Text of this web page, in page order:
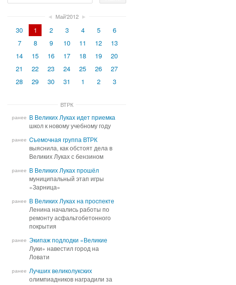
◄ Май'2012 ►
30 1 2 3 4 5
6
7
8 9 10 11 12
13
14
15 16 17 18 19
20
21
22 23 24 25 26
27
28
29 30 31 1 2 3
ВТРК
ранее В Великих Луках идет приемка
школ к новому учебному году
В Великих Луках идет приемка
школ к новому учебному году
ранее Cъемочная группа ВТРК
выяснила, как обстоят дела в
Великих Луках с бензином
Cъемочная группа ВТРК
выяснила, как обстоят дела в
Великих Луках с бензином
ранее В Великих Луках прошёл
муниципальный этап игры
«Зарница»
В Великих Луках прошёл
муниципальный этап игры
«Зарница»
ранее В Великих Луках на проспекте
Ленина начались работы по
ремонту асфальтобетонного
покрытия
В Великих Луках на проспекте
Ленина начались работы по
ремонту асфальтобетонного
покрытия
ранее Экипаж подлодки «Великие
Луки» навестил город на
Ловати
Экипаж подлодки «Великие
Луки» навестил город на
Ловати
ранее Лучших великолукских
олимпиадников наградили за
Лучших великолукских
олимпиадников наградили за